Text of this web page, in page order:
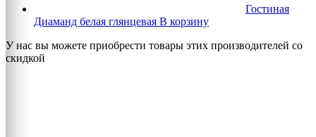
Гостиная
Диаманд белая глянцевая В корзину
У нас вы можете приобрести товары этих производителей со
скидкой